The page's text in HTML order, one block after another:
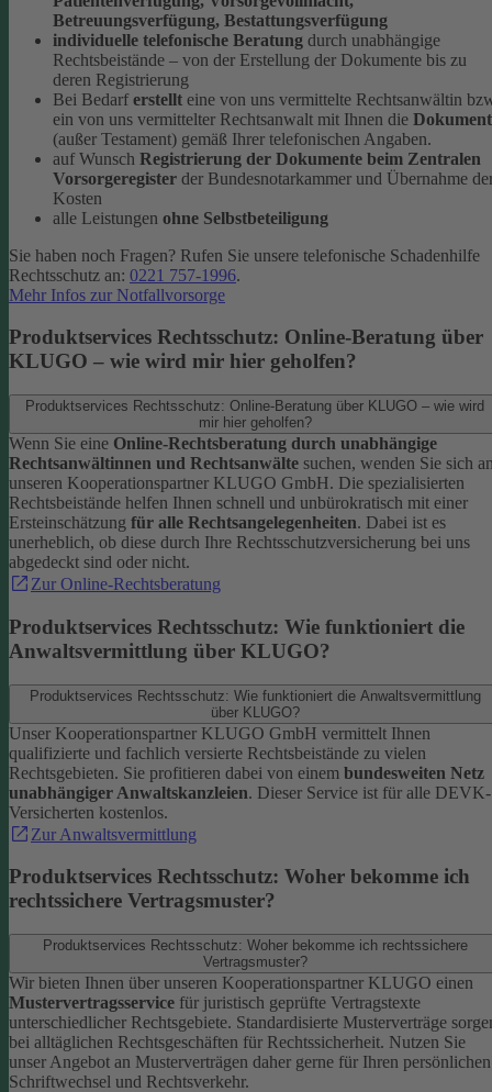
Betreuungsverfügung, Bestattungsverfügung
individuelle telefonische Beratung durch unabhängige
Rechtsbeistände – von der Erstellung der Dokumente bis zu
deren Registrierung
Bei Bedarf erstellt eine von uns vermittelte Rechtsanwältin
ein von uns vermittelter Rechtsanwalt mit Ihnen die
(außer Testament) gemäß Ihrer telefonischen Angaben.
auf Wunsch Registrierung der Dokumente beim Zentralen
Vorsorgeregister der Bundesnotarkammer und Übernahme
Kosten
alle Leistungen ohne Selbstbeteiligung
Sie haben noch Fragen? Rufen Sie unsere telefonische Schadenhilfe
Rechtsschutz an: 0221 757-1996.
Mehr Infos zur Notfallvorsorge
Produktservices Rechtsschutz: Online-Beratung über
KLUGO – wie wird mir hier geholfen?
Produktservices Rechtsschutz: Online-Beratung über KLUGO – wie wird
mir hier geholfen?
Wenn Sie eine Online-Rechtsberatung durch unabhängige
Rechtsanwältinnen und Rechtsanwälte suchen, wenden Sie sich
unseren Kooperationspartner KLUGO GmbH. Die spezialisierten
Rechtsbeistände helfen Ihnen schnell und unbürokratisch mit einer
Ersteinschätzung für alle Rechtsangelegenheiten. Dabei ist es
unerheblich, ob diese durch Ihre Rechtsschutzversicherung bei uns
abgedeckt sind oder nicht.
Zur Online-Rechtsberatung
Produktservices Rechtsschutz: Wie funktioniert die
Anwaltsvermittlung über KLUGO?
Produktservices Rechtsschutz: Wie funktioniert die Anwaltsvermittlung
über KLUGO?
Unser Kooperationspartner KLUGO GmbH vermittelt Ihnen
qualifizierte und fachlich versierte Rechtsbeistände zu vielen
Rechtsgebieten. Sie profitieren dabei von einem bundesweiten Netz
unabhängiger Anwaltskanzleien. Dieser Service ist für alle DEVK-
Versicherten kostenlos.
Zur Anwaltsvermittlung
Produktservices Rechtsschutz: Woher bekomme ich
rechtssichere Vertragsmuster?
Produktservices Rechtsschutz: Woher bekomme ich rechtssichere
Vertragsmuster?
Wir bieten Ihnen über unseren Kooperationspartner KLUGO einen
Mustervertragsservice für juristisch geprüfte Vertragstexte
unterschiedlicher Rechtsgebiete. Standardisierte Musterverträge
bei alltäglichen Rechtsgeschäften für Rechtssicherheit. Nutzen Sie
unser Angebot an Musterverträgen daher gerne für Ihren persönlichen
Schriftwechsel und Rechtsverkehr.